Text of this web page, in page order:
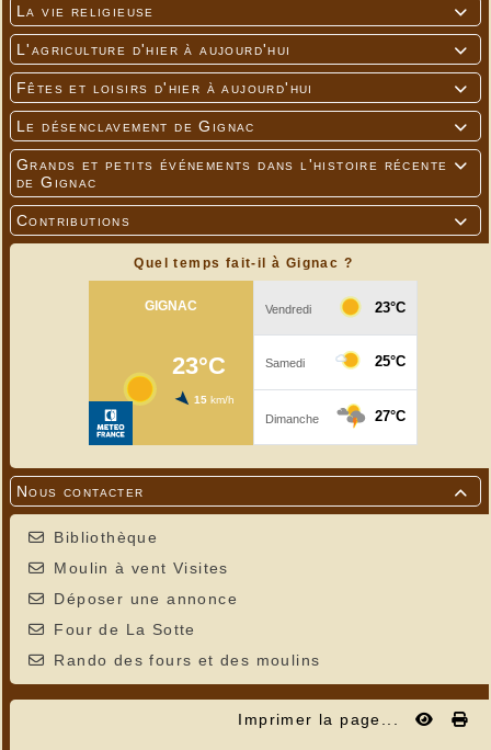

La vie religieuse

L'agriculture d'hier à aujourd'hui

Fêtes et loisirs d'hier à aujourd'hui

Le désenclavement de Gignac

Grands et petits événements dans l'histoire récente
de Gignac

Contributions
Quel temps fait-il à Gignac ?

Nous contacter
Bibliothèque
Moulin à vent Visites
Déposer une annonce
Four de La Sotte
Rando des fours et des moulins
Imprimer la page...